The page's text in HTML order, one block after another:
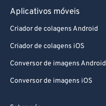
Aplicativos móveis
Criador de colagens Android
Criador de colagens iOS
Conversor de imagens Android
Conversor de imagens iOS